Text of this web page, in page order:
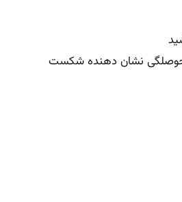
حوصلگی نشان دهنده شکست